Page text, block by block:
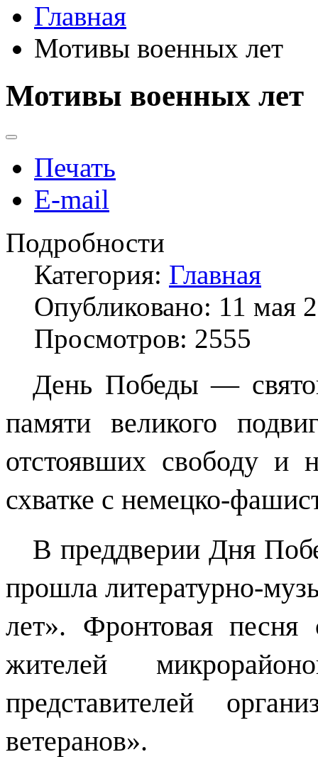
Главная
Мотивы военных лет
Мотивы военных лет
Печать
E-mail
Подробности
Категория: Главная
Опубликовано: 11 мая
Просмотров: 2555
День Победы —
памяти великого
отстоявших свободу и
схватке с немецко-
В преддверии Дня
прошла литературно-
лет». Фронтовая песня
жителей
представителей
ветеранов».